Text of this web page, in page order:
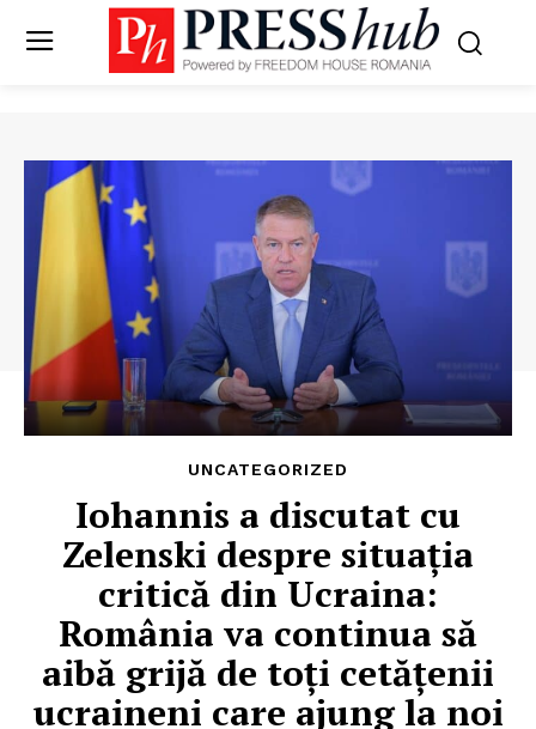
UNCATEGORIZED
​Iohannis a discutat cu
Zelenski despre situația
critică din Ucraina:
România va continua să
aibă grijă de toți cetățenii
ucraineni care ajung la noi